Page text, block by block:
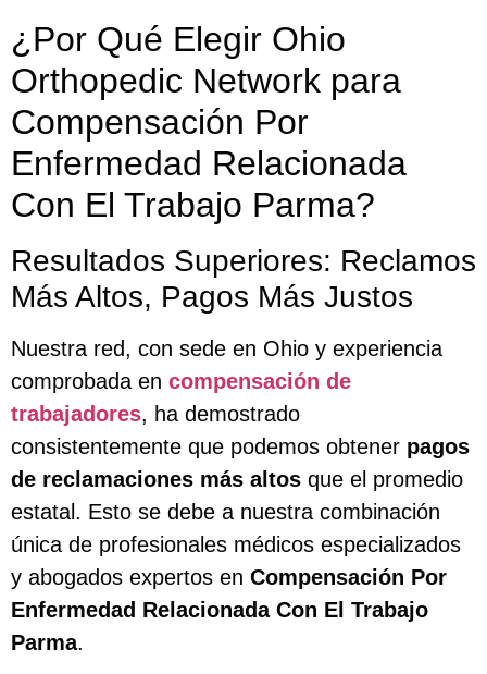
¿Por Qué Elegir Ohio
Orthopedic Network para
Compensación Por
Enfermedad Relacionada
Con El Trabajo Parma?
Resultados Superiores: Reclamos
Más Altos, Pagos Más Justos
Nuestra red, con sede en Ohio y experiencia
comprobada en compensación de
trabajadores, ha demostrado
consistentemente que podemos obtener pagos
de reclamaciones más altos que el promedio
estatal. Esto se debe a nuestra combinación
única de profesionales médicos especializados
y abogados expertos en Compensación Por
Enfermedad Relacionada Con El Trabajo
Parma.